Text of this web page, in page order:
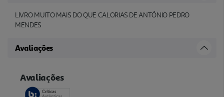
LIVRO MUITO MAIS DO QUE CALORIAS DE ANTÓNIO PEDRO
MENDES
Avaliações